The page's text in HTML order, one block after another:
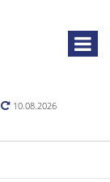
10.08.2026